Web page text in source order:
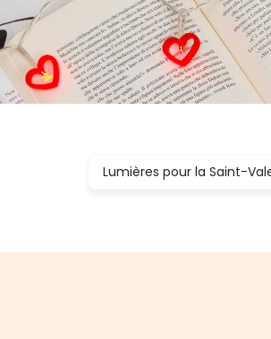
Lumières pour la Saint-